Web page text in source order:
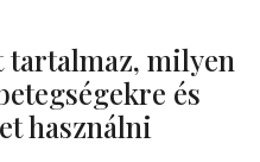
tartalmaz, milyen
és
használni